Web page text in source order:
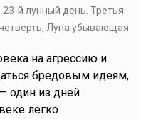
23-й лунный день. Третья
Луна убывающая
на агрессию и
бредовым идеям,
один из дней
легко